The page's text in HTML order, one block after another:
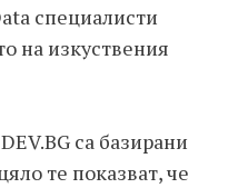
специалисти
на изкуствения
са базирани
те показват, че